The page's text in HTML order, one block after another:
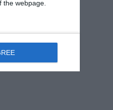
webpage.